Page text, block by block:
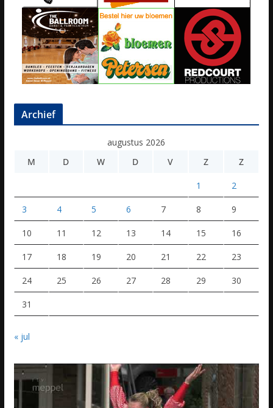
Archief
augustus 2026
M
D W D V Z Z
1 2
3 4 5 6 7 8 9
10 11 12 13 14 15 16
17 18 19 20 21 22 23
24 25 26 27 28 29 30
31
« jul